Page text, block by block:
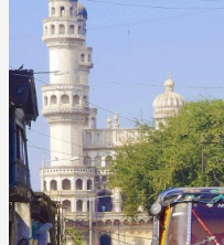
Syal
(Einwanderer-
Roman,
1996)
–
7
Sterne
–
mit